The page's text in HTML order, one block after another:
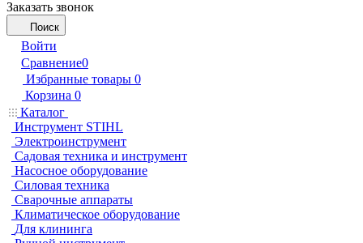
Заказать звонок
Поиск
Войти
Сравнение0
Избранные товары 0
Корзина 0
Каталог
Инструмент STIHL
Электроинструмент
Садовая техника и инструмент
Насосное оборудование
Силовая техника
Сварочные аппараты
Климатическое оборудование
Для клининга